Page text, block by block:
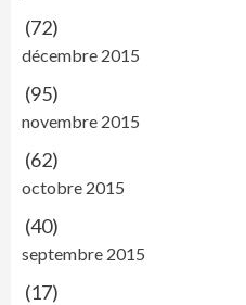
(72)
décembre 2015
(95)
novembre 2015
(62)
octobre 2015
(40)
septembre 2015
(17)